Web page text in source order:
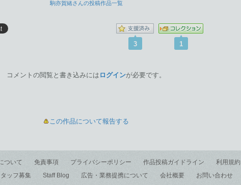
駒亦賀緒さんの投稿作品一覧
3 1
コメントの閲覧と書き込みには ログインが必要です。
この作品について報告する
ついて 免責事項 プライバシーポリシー 作品投稿ガイドライン
利用規約
ッフ募集 Staff Blog 広告・業務提携について 会社概要 お問い合わせ